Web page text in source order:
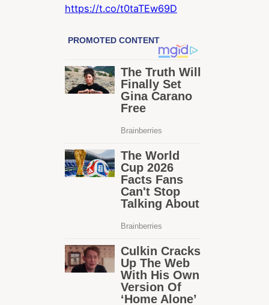
https://t.co/t0taTEw69D